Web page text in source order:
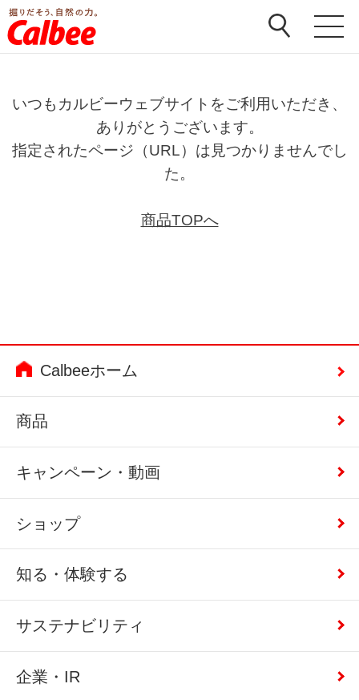
いつもカルビーウェブサイトをご利用いただき、
ありがとうございます。
指定されたページ（URL）は見つかりませんでし
た。
商品TOPへ
Calbeeホーム
商品
キャンペーン・動画
ショップ
知る・体験する
サステナビリティ
企業・IR